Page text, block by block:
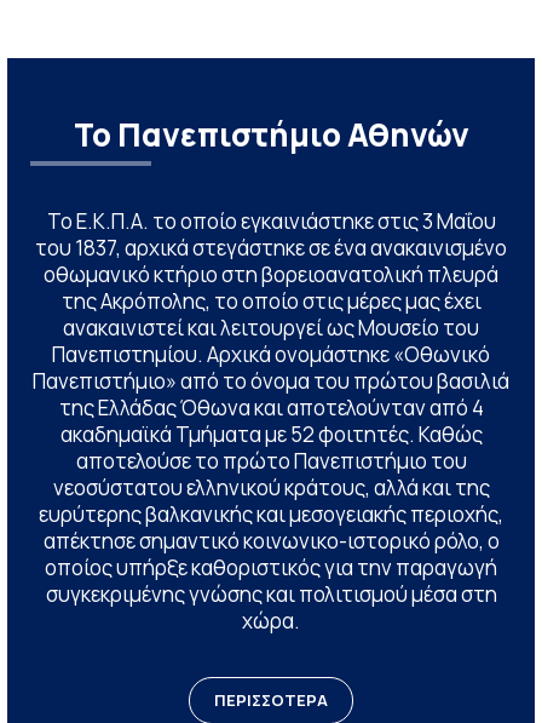
Το Πανεπιστήμιο Αθηνών
Το Ε.Κ.Π.Α. το οποίο εγκαινιάστηκε στις 3 Μαΐου
του 1837, αρχικά στεγάστηκε σε ένα ανακαινισμένο
οθωμανικό κτήριο στη βορειοανατολική πλευρά
της Ακρόπολης, το οποίο στις μέρες μας έχει
ανακαινιστεί και λειτουργεί ως Μουσείο του
Πανεπιστημίου. Αρχικά ονομάστηκε «Οθωνικό
Πανεπιστήμιο» από το όνομα του πρώτου βασιλιά
της Ελλάδας Όθωνα και αποτελούνταν από 4
ακαδημαϊκά Τμήματα με 52 φοιτητές. Καθώς
αποτελούσε το πρώτο Πανεπιστήμιο του
νεοσύστατου ελληνικού κράτους, αλλά και της
ευρύτερης βαλκανικής και μεσογειακής περιοχής,
απέκτησε σημαντικό κοινωνικο-ιστορικό ρόλο, ο
οποίος υπήρξε καθοριστικός για την παραγωγή
συγκεκριμένης γνώσης και πολιτισμού μέσα στη
χώρα.
ΠΕΡΙΣΣΟΤΕΡΑ